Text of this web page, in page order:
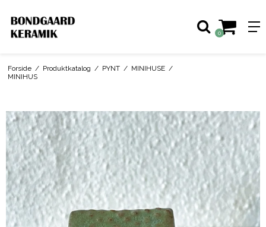
0
Forside / Produktkatalog / PYNT / MINIHUSE /
MINIHUS